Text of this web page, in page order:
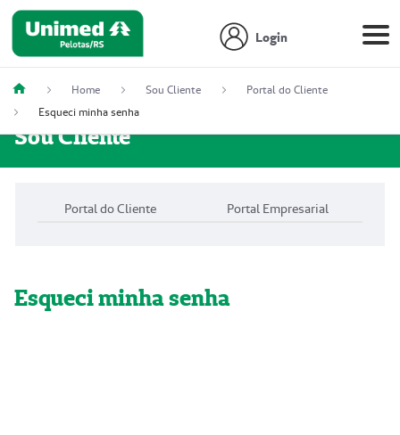
Login
Home Sou Cliente
Portal do Cliente
Esqueci minha senha
Sou Cliente
Portal do Cliente Portal Empresarial
Esqueci minha senha